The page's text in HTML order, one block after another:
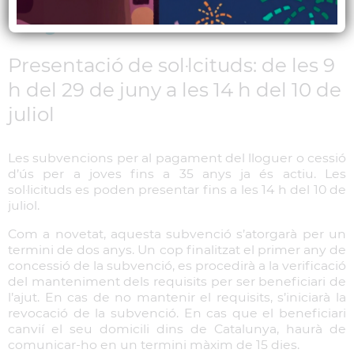
anys
Presentació de sol·lcituds: de les 9
h del 29 de juny a les 14 h del 10 de
juliol
Les subvencions per al pagament del lloguer o cessió
d’ús per a joves fins a 35 anys ja és actiu. Les
sol·licituds es poden presentar fins a les 14 h del 10 de
juliol.
Com a novetat, aquesta subvenció s’atorgarà per un
termini de dos anys. Un cop finalitzat el primer any de
concessió de la subvenció, es procedirà a la verificació
del manteniment dels requisits per ser beneficiari de
l’ajut. En cas de no mantenir el requisits, s’iniciarà la
revocació de la subvenció. En cas que el beneficiari
canvií el seu domicili dins de Catalunya, haurà de
comunicar-ho en un termini màxim de 15 dies.